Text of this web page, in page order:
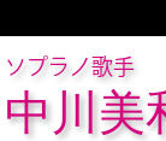
ソプラノ歌手
中川美